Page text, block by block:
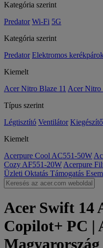
Kategória szerint
Predator Wi-Fi 5G
Kategória szerint
Predator Elektromos
Kiemelt
Acer Nitro Blaze 11 Acer Nitro
Típus szerint
Légtisztító Ventilátor
Kiemelt
Acerpure Cool AC551-50W
Cozy AF551-20W Acerpure
Üzleti Oktatás Támogatás
Acer Swift 14
Copilot+ PC |
Magyarország